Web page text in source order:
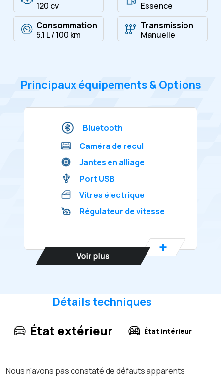
120 cv
Essence
Consommation
5.1 L / 100 km
Transmission
Manuelle
Principaux équipements & Options
Bluetooth
Caméra de recul
Jantes en alliage
Port USB
Vitres électrique
Régulateur de vitesse
Détails techniques
État extérieur État intérieur
Nous n'avons pas constaté de défauts apparents